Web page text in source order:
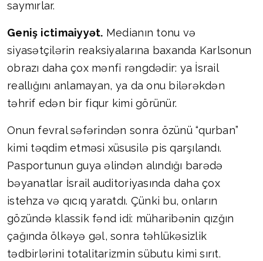
saymırlar.
Geniş ictimaiyyət. Medianın tonu və
siyasətçilərin reaksiyalarına baxanda Karlsonun
obrazı daha çox mənfi rəngdədir: ya İsrail
reallığını anlamayan, ya da onu bilərəkdən
təhrif edən bir fiqur kimi görünür.
Onun fevral səfərindən sonra özünü “qurban”
kimi təqdim etməsi xüsusilə pis qarşılandı.
Pasportunun guya əlindən alındığı barədə
bəyanatlar İsrail auditoriyasında daha çox
istehza və qıcıq yaratdı. Çünki bu, onların
gözündə klassik fənd idi: müharibənin qızğın
çağında ölkəyə gəl, sonra təhlükəsizlik
tədbirlərini totalitarizmin sübutu kimi sırıt.